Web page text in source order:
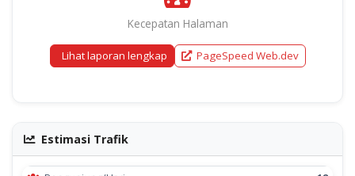
Kecepatan Halaman
Lihat laporan lengkap PageSpeed Web.dev
Estimasi Trafik